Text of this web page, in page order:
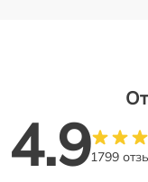
4.91799